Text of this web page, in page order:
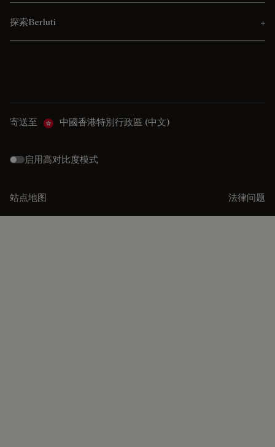
探索Berluti
寄送至 中國香港特別行政區 (中文)
启用高对比度模式
站点地图 法律问题